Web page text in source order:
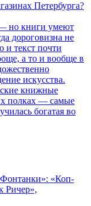
Петербурга?
но книги умеют
дороговизна не
текст почти
а то и вообще в
искусства.
книжные
полках — самые
богатая во
«Коп-
Ричер»,